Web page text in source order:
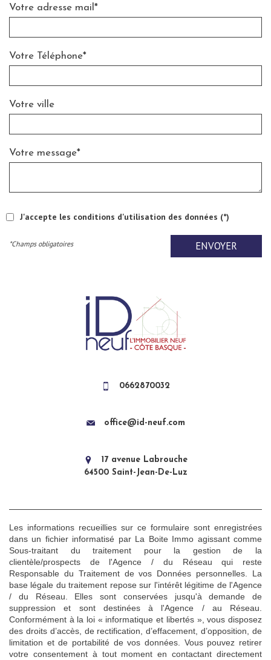
Votre adresse mail*
Votre Téléphone*
Votre ville
Votre message*
J'accepte les conditions d'utilisation des données (*)
ENVOYER
*Champs obligatoires
0662870032
office@id-neuf.com
17 avenue Labrouche
64500 Saint-Jean-De-Luz
Les informations recueillies sur ce formulaire sont enregistrées
dans un fichier informatisé par La Boite Immo agissant comme
Sous-traitant du traitement pour la gestion de la
clientèle/prospects de l'Agence / du Réseau qui reste
Responsable du Traitement de vos Données personnelles. La
base légale du traitement repose sur l'intérêt légitime de l'Agence
/ du Réseau. Elles sont conservées jusqu'à demande de
suppression et sont destinées à l'Agence / au Réseau.
Conformément à la loi « informatique et libertés », vous disposez
des droits d’accès, de rectification, d’effacement, d’opposition, de
limitation et de portabilité de vos données. Vous pouvez retirer
votre consentement à tout moment en contactant directement